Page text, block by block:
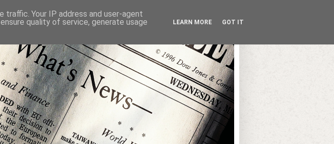
Your IP address and user-agent
quality of service, generate usage
LEARN MORE GOT IT